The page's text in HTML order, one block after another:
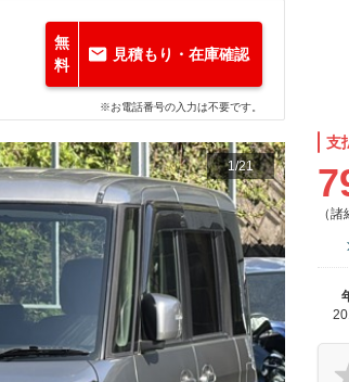
無
料
見積もり・在庫確認
※お電話番号の入力は不要です。
1/21
支
（